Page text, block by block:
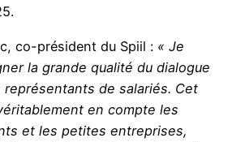
co-président du Spiil : « Je
la grande qualité du dialogue
représentants de salariés. Cet
en compte les
et les petites entreprises,